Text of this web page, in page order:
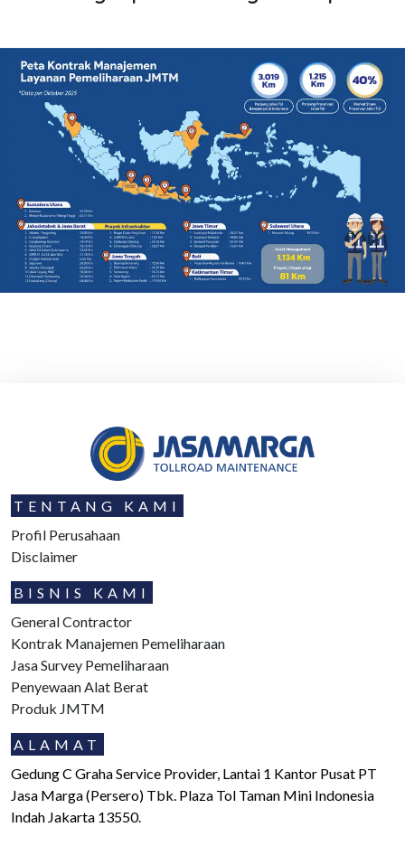
TENTANG KAMI
Profil Perusahaan
Disclaimer
BISNIS KAMI
General Contractor
Kontrak Manajemen Pemeliharaan
Jasa Survey Pemeliharaan
Penyewaan Alat Berat
Produk JMTM
ALAMAT
Gedung C Graha Service Provider, Lantai 1 Kantor Pusat PT
Jasa Marga (Persero) Tbk. Plaza Tol Taman Mini Indonesia
Indah Jakarta 13550.